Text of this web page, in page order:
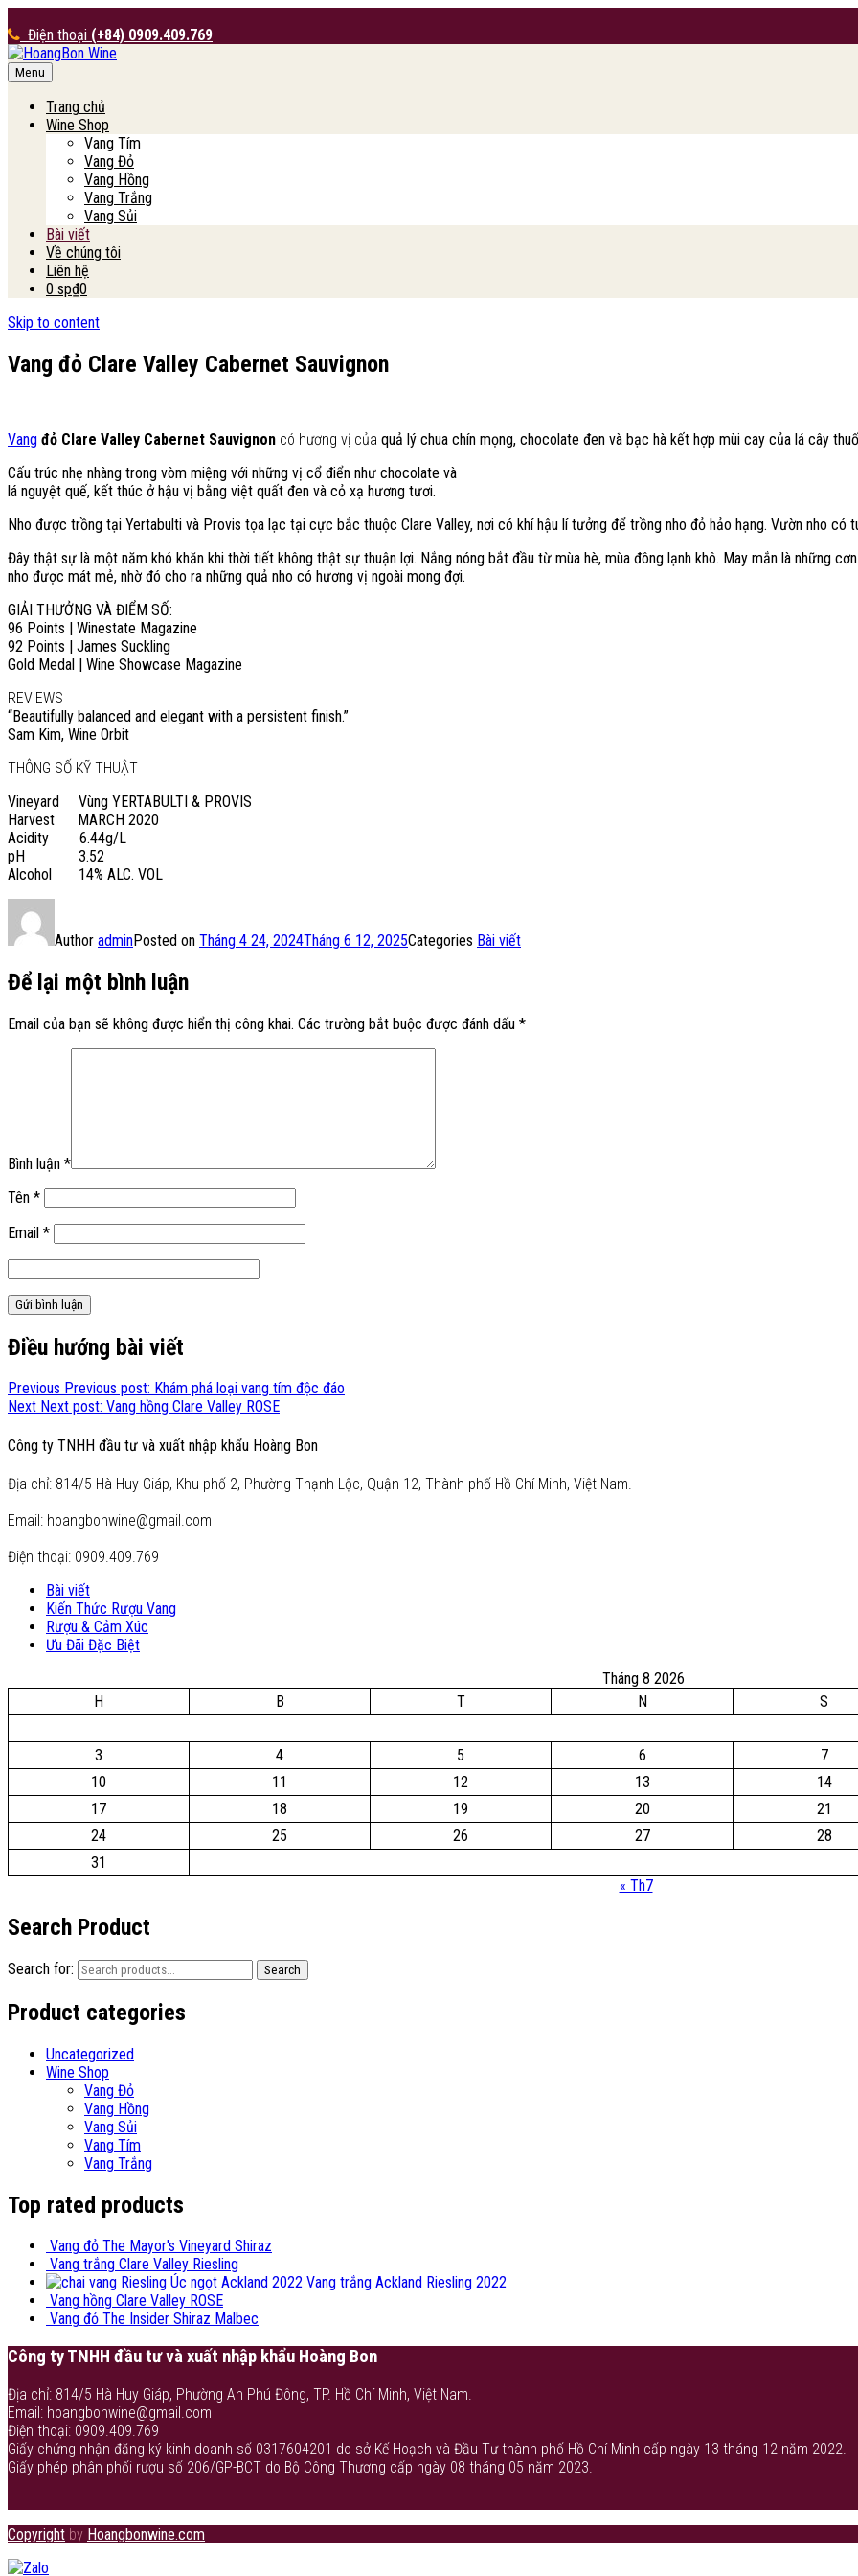
Điện thoại (+84) 0909.409.769
HoangBon Wine
Menu
Trang chủ
Wine Shop
Vang Tím
Vang Đỏ
Vang Hồng
Vang Trắng
Vang Sủi
Bài viết
Về chúng tôi
Liên hệ
0 sp₫0
Skip to content
Vang đỏ Clare Valley Cabernet Sauvignon
Vang đỏ Clare Valley Cabernet Sauvignon có hương vị của quả lý chua chín mọng, chocolate đen và bạc hà kết hợp mùi cay của lá cây
Cấu trúc nhẹ nhàng trong vòm miệng với những vị cổ điển như chocolate và
lá nguyệt quế, kết thúc ở hậu vị bằng việt quất đen và cỏ xạ hương tươi.
Nho được trồng tại Yertabulti và Provis tọa lạc tại cực bắc thuộc Clare Valley, nơi có khí hậu lí tưởng để trồng nho đỏ hảo hạng. Vườn nho có
Đây thật sự là một năm khó khăn khi thời tiết không thật sự thuận lợi. Nắng nóng bắt đầu từ mùa hè, mùa đông lạnh khô. May mắn là những
nho được mát mẻ, nhờ đó cho ra những quả nho có hương vị ngoài mong đợi.
GIẢI THƯỞNG VÀ ĐIỂM SỐ:
96 Points | Winestate Magazine
92 Points | James Suckling
Gold Medal | Wine Showcase Magazine
REVIEWS
“Beautifully balanced and elegant with a persistent finish.”
Sam Kim, Wine Orbit
THÔNG SỐ KỸ THUẬT
Vineyard Vùng YERTABULTI & PROVIS
Harvest MARCH 2020
Acidity 6.44g/L
pH 3.52
Alcohol 14% ALC. VOL
Author adminPosted on Tháng 4 24, 2024Tháng 6 12, 2025Categories Bài viết
Để lại một bình luận
Email của bạn sẽ không được hiển thị công khai. Các trường bắt buộc được đánh dấu *
Bình luận *
Tên *
Email *
Điều hướng bài viết
Previous Previous post: Khám phá loại vang tím độc đáo
Next Next post: Vang hồng Clare Valley ROSE
Công ty TNHH đầu tư và xuất nhập khẩu Hoàng Bon
Địa chỉ: 814/5 Hà Huy Giáp, Khu phố 2, Phường Thạnh Lộc, Quận 12, Thành phố Hồ Chí Minh, Việt Nam.
Email: hoangbonwine@gmail.com
Điện thoại: 0909.409.769
Bài viết
Kiến Thức Rượu Vang
Rượu & Cảm Xúc
Ưu Đãi Đặc Biệt
Tháng 8 2026
H
B T N S
3 4 5 6
7
10
11 12 13
14
17
18 19 20
21
24
25 26 27
28
31
« Th7
Search Product
Search for: Search
Product categories
Uncategorized
Wine Shop
Vang Đỏ
Vang Hồng
Vang Sủi
Vang Tím
Vang Trắng
Top rated products
Vang đỏ The Mayor's Vineyard Shiraz
Vang trắng Clare Valley Riesling
Vang trắng Ackland Riesling 2022
Vang hồng Clare Valley ROSE
Vang đỏ The Insider Shiraz Malbec
Công ty TNHH đầu tư và xuất nhập khẩu Hoàng Bon
Địa chỉ: 814/5 Hà Huy Giáp, Phường An Phú Đông, TP. Hồ Chí Minh, Việt Nam.
Email: hoangbonwine@gmail.com
Điện thoại: 0909.409.769
Giấy chứng nhận đăng ký kinh doanh số 0317604201 do sở Kế Hoạch và Đầu Tư thành phố Hồ Chí Minh cấp ngày 13 tháng 12 năm 2022.
Giấy phép phân phối rượu số 206/GP-BCT do Bộ Công Thương cấp ngày 08 tháng 05 năm 2023.
Copyright by Hoangbonwine.com